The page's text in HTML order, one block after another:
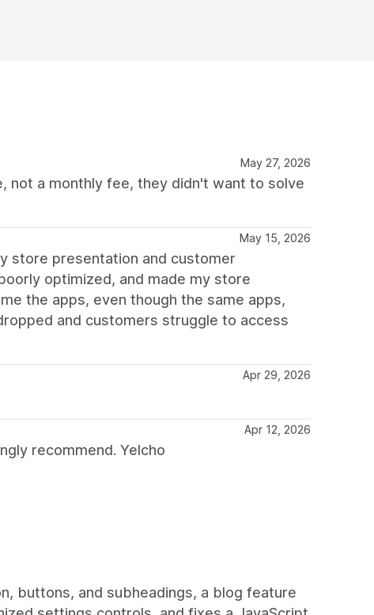
May 27, 2026
not a monthly fee, they didn't want to solve
May 15, 2026
store presentation and customer
optimized, and made my store
the apps, even though the same apps,
and customers struggle to access
Apr 29, 2026
Apr 12, 2026
recommend. Yelcho
buttons, and subheadings, a blog feature